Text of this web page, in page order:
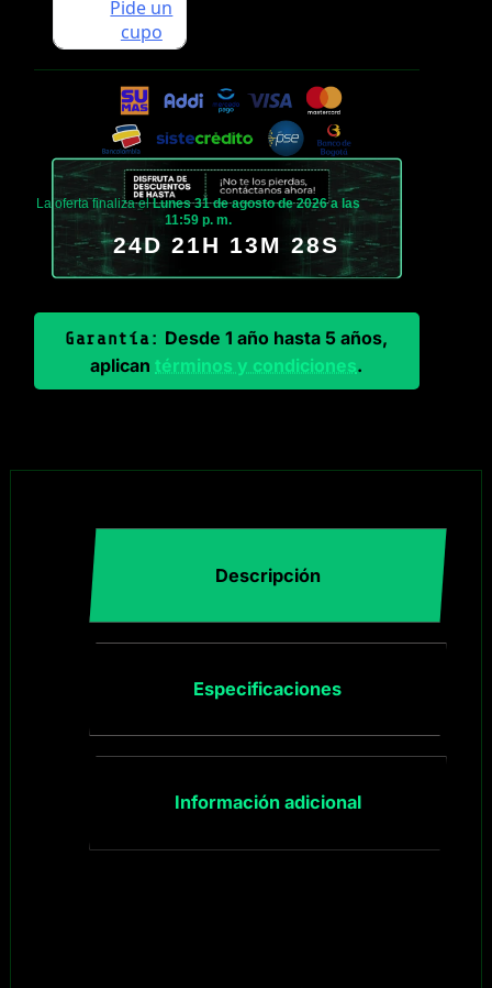
La oferta finaliza elLunes 31 de agosto de 2026 a las
11:59 p. m.
24D 21H 13M 27S
Garantía: Desde 1 año hasta 5 años,
aplicantérminos y condiciones.
Descripción
Especificaciones
Información adicional